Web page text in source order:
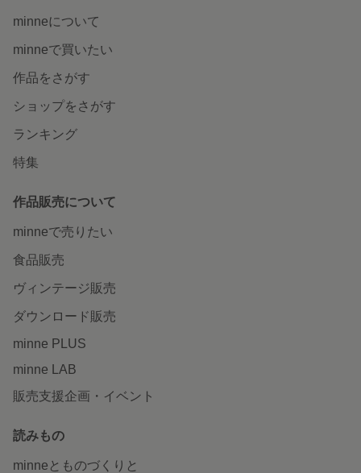
minneについて
minneで買いたい
作品をさがす
ショップをさがす
ランキング
特集
作品販売について
minneで売りたい
食品販売
ヴィンテージ販売
ダウンロード販売
minne PLUS
minne LAB
販売支援企画・イベント
読みもの
minneとものづくりと